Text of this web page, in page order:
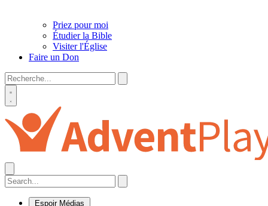
Priez pour moi
Étudier la Bible
Visiter l'Église
Faire un Don
Espoir Médias